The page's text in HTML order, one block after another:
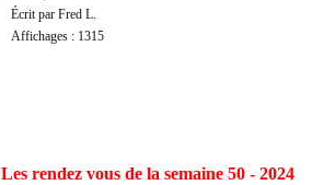
Écrit par Fred L.
Affichages : 1315
Les rendez vous de la semaine 50 - 2024